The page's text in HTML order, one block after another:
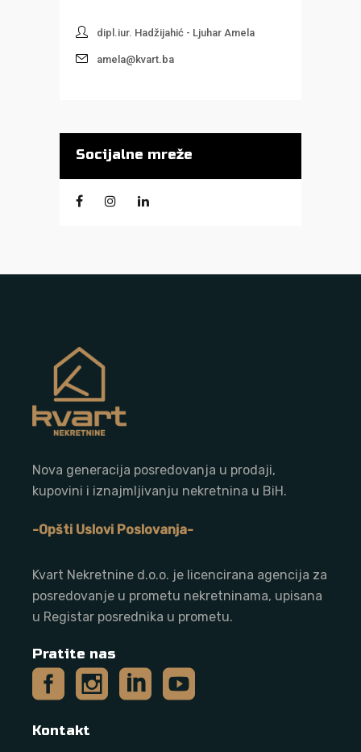
dipl.iur. Hadžijahić - Ljuhar Amela
amela@kvart.ba
Socijalne mreže
Nova generacija posredovanja u prodaji,
kupovini i iznajmljivanju nekretnina u BiH.
-Opšti Uslovi Poslovanja-
Kvart Nekretnine d.o.o. je licencirana agencija za
posredovanje u prometu nekretninama, upisana
u Registar posrednika u prometu.
Pratite nas
Kontakt